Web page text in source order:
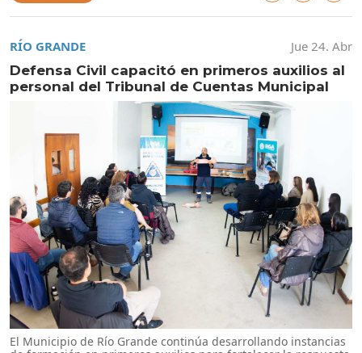
RÍO GRANDE
Jue 24. Abr
Defensa Civil capacitó en primeros auxilios al
personal del Tribunal de Cuentas Municipal
El Municipio de Río Grande continúa desarrollando instancias